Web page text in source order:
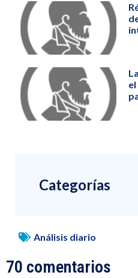
Categorías
Análisis diario
70 comentarios